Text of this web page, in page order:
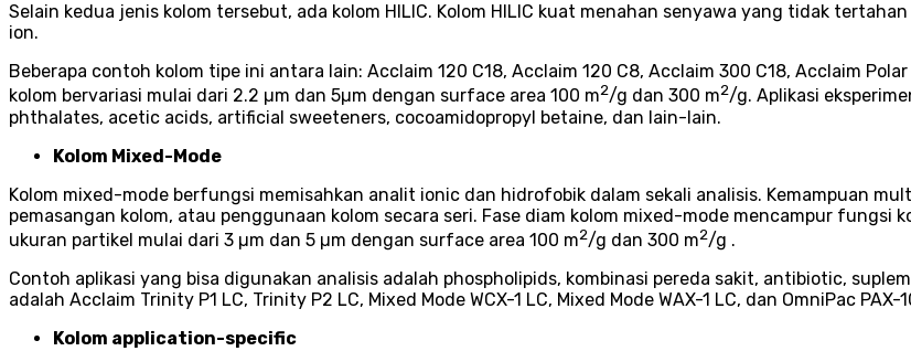
Selain kedua jenis kolom tersebut, ada kolom HILIC. Kolom HILIC kuat menahan senyawa yang tidak
ion.
Beberapa contoh kolom tipe ini antara lain: Acclaim 120 C18, Acclaim 120 C8, Acclaim 300 C18, Acclaim
kolom bervariasi mulai dari 2.2 µm dan 5µm dengan surface area 100 m2/g dan 300 m2/g. Aplikasi
phthalates, acetic acids, artificial sweeteners, cocoamidopropyl betaine, dan lain-lain.
Kolom Mixed-Mode
Kolom mixed-mode berfungsi memisahkan analit ionic dan hidrofobik dalam sekali analisis. Kemampuan
pemasangan kolom, atau penggunaan kolom secara seri. Fase diam kolom mixed-mode mencampur fungsi
ukuran partikel mulai dari 3 µm dan 5 µm dengan surface area 100 m2/g dan 300 m2/g .
Contoh aplikasi yang bisa digunakan analisis adalah phospholipids, kombinasi pereda sakit, antibiotic,
adalah Acclaim Trinity P1 LC, Trinity P2 LC, Mixed Mode WCX-1 LC, Mixed Mode WAX-1 LC, dan OmniPac PAX-
Kolom application-specific